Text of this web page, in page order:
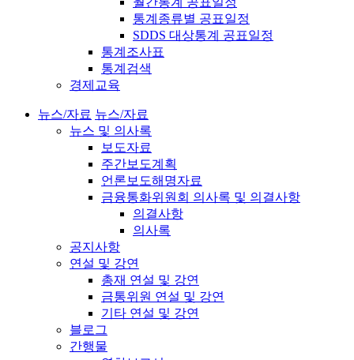
통계종류별 공표일정
SDDS 대상통계 공표일정
통계조사표
통계검색
경제교육
뉴스/자료 뉴스/자료
뉴스 및 의사록
보도자료
주간보도계획
언론보도해명자료
금융통화위원회 의사록 및 의결사항
의결사항
의사록
공지사항
연설 및 강연
총재 연설 및 강연
금통위원 연설 및 강연
기타 연설 및 강연
블로그
간행물